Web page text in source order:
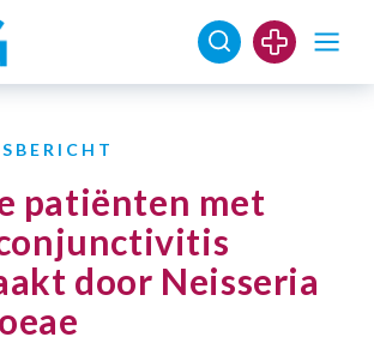
patiënten met
door Neisseria